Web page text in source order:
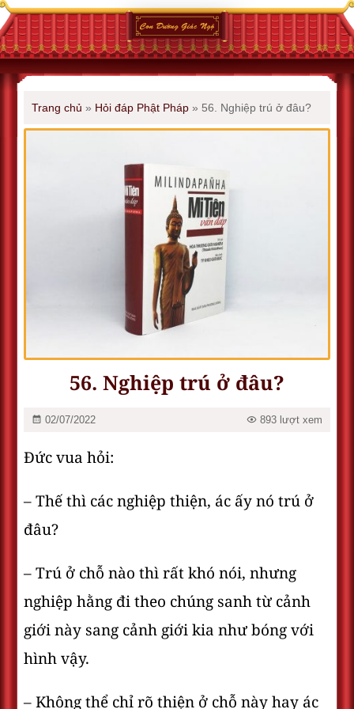
Trang chủ » Hỏi đáp Phật Pháp » 56. Nghiệp trú ở đâu?
56. Nghiệp trú ở đâu?
02/07/2022 893 lượt xem
Đức vua hỏi:
– Thế thì các nghiệp thiện, ác ấy nó trú ở
đâu?
– Trú ở chỗ nào thì rất khó nói, nhưng
nghiệp hằng đi theo chúng sanh từ cảnh
giới này sang cảnh giới kia như bóng với
hình vậy.
– Không thể chỉ rõ thiện ở chỗ này hay ác